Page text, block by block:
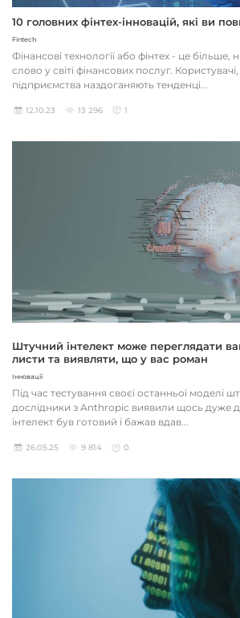
10 головних фінтех-інновацій, які ви
Fintech
Фінансові технології або фінтех - це більше,
слово у світі фінансових послуг.
підприємства наздоганяють тенденці...
12.10.23 13 296 1
Штучний інтелект може переглядати
листи та виявляти, що у вас роман
Інновації
Під час тестування своєї останньої моделі
дослідники з Anthropic виявили щось дуже
інтелект був готовий і бажав вдав...
26.05.25 9 814 0